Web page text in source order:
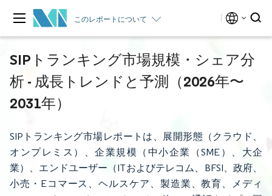
このレポートについて
SIPトランキング市場規模・シェア分
析 - 成長トレンドと予測（2026年〜
2031年）
SIPトランキング市場レポートは、展開形態（クラウド、
オンプレミス）、企業規模（中小企業（SME）、大企
業）、エンドユーザー（ITおよびテレコム、BFSI、政府、
小売・Eコマース、ヘルスケア、製造業、教育、メディ